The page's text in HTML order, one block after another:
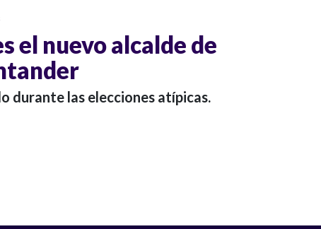
el nuevo alcalde de
durante las elecciones atípicas.